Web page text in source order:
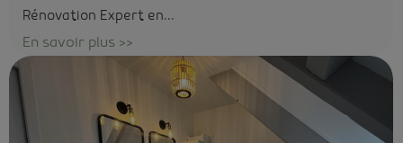
Rénovation Expert en...
En savoir plus >>